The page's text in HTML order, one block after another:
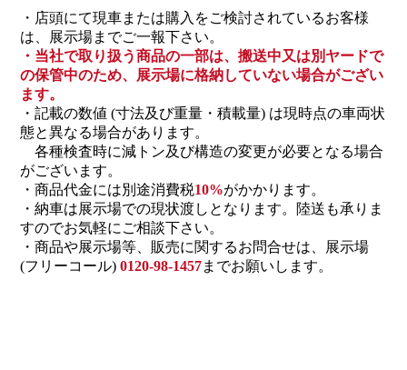
・店頭にて現車または購入をご検討されているお客様
は、展示場までご一報下さい。
・当社で取り扱う商品の一部は、搬送中又は別ヤードで
の保管中のため、展示場に格納していない場合がござい
ます。
・記載の数値 (寸法及び重量・積載量) は現時点の車両状
態と異なる場合があります。
各種検査時に減トン及び構造の変更が必要となる場合
がございます。
・商品代金には別途消費税10%がかかります。
・納車は展示場での現状渡しとなります。陸送も承りま
すのでお気軽にご相談下さい。
・商品や展示場等、販売に関するお問合せは、展示場
(フリーコール) 0120-98-1457までお願いします。